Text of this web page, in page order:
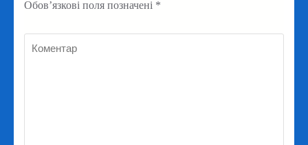
Обов’язкові поля позначені *
Коментар